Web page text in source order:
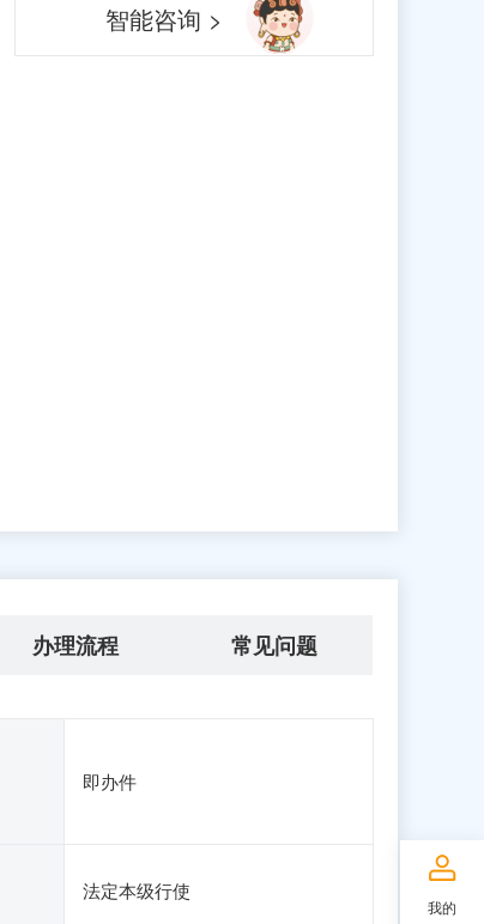
智能咨询 >
办理流程 常见问题
即办件
法定本级行使
我的